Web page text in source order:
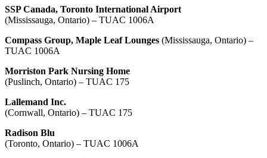
SSP Canada, Toronto International Airport
(Mississauga, Ontario) – TUAC 1006A
Compass Group, Maple Leaf Lounges (Mississauga, Ontario) –
TUAC 1006A
Morriston Park Nursing Home
(Puslinch, Ontario) – TUAC 175
Lallemand Inc.
(Cornwall, Ontario) – TUAC 175
Radison Blu
(Toronto, Ontario) – TUAC 1006A